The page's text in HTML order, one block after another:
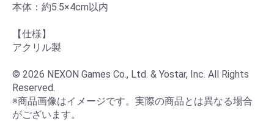
本体：約5.5×4cm以内
【仕様】
アクリル製
© 2026 NEXON Games Co., Ltd. & Yostar, Inc. All Rights
Reserved.
※商品画像はイメージです。実際の商品とは異なる場合
がございます。